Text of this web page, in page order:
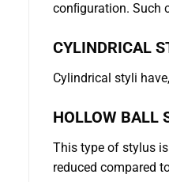
conﬁguration. Such
CYLINDRICAL
Cylindrical styli
HOLLOW BALL
This type of stylus
reduced compared